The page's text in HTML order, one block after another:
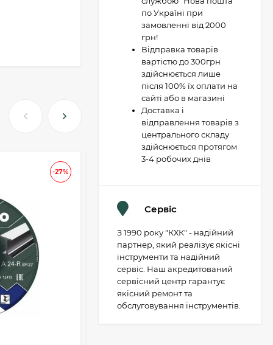
-27%
по Україні при
замовленні від 2000
грн!
Відправка товарів
вартістю до 300грн
здійснюється лише
після 100% їх оплати на
сайті або в магазині
Доставка і
відправлення товарів з
центрального складу
здійснюється протягом
3-4 робочих днів
Сервіс
З 1990 року "КХК" - надійний
партнер, який реалізує якісні
інструменти та надійний
сервіс. Наш акредитований
сервісний центр гарантує
якісний ремонт та
обслуговування інструментів.